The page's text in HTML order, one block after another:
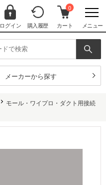
ログイン 購入履歴
0
カート メニュー
メーカーから探す
モール・ワイプロ・ダクト用接続